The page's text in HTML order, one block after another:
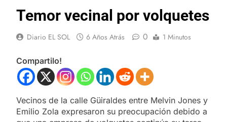
Temor vecinal por volquetes
Diario EL SOL 6 Años Atrás 0 1 Minutos
Compartilo!
Vecinos de la calle Güiraldes entre Melvin Jones y
Emilio Zola expresaron su preocupación debido a